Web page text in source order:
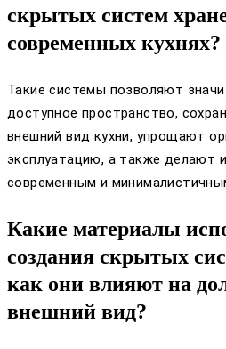
скрытых систем
современных кухнях?
Такие системы позволяют
доступное пространство,
внешний вид кухни, упрощают
эксплуатацию, а также делают
современным и
Какие материалы
создания скрытых
как они влияют на
внешний вид?